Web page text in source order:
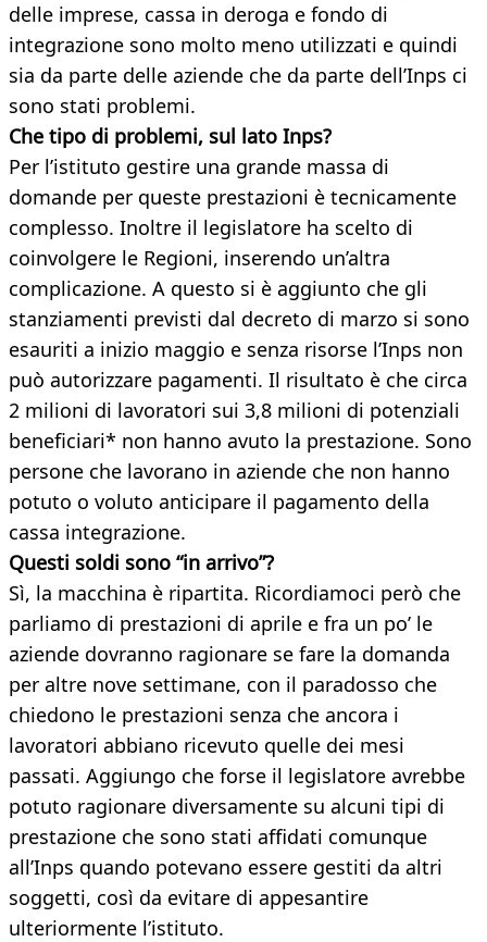
delle imprese, cassa in deroga e fondo di
integrazione sono molto meno utilizzati e quindi
sia da parte delle aziende che da parte dell’Inps ci
sono stati problemi.
Che tipo di problemi, sul lato Inps?
Per l’istituto gestire una grande massa di
domande per queste prestazioni è tecnicamente
complesso. Inoltre il legislatore ha scelto di
coinvolgere le Regioni, inserendo un’altra
complicazione. A questo si è aggiunto che gli
stanziamenti previsti dal decreto di marzo si sono
esauriti a inizio maggio e senza risorse l’Inps non
può autorizzare pagamenti. Il risultato è che circa
2 milioni di lavoratori sui 3,8 milioni di potenziali
beneficiari* non hanno avuto la prestazione. Sono
persone che lavorano in aziende che non hanno
potuto o voluto anticipare il pagamento della
cassa integrazione.
Questi soldi sono “in arrivo”?
Sì, la macchina è ripartita. Ricordiamoci però che
parliamo di prestazioni di aprile e fra un po’ le
aziende dovranno ragionare se fare la domanda
per altre nove settimane, con il paradosso che
chiedono le prestazioni senza che ancora i
lavoratori abbiano ricevuto quelle dei mesi
passati. Aggiungo che forse il legislatore avrebbe
potuto ragionare diversamente su alcuni tipi di
prestazione che sono stati affidati comunque
all’Inps quando potevano essere gestiti da altri
soggetti, così da evitare di appesantire
ulteriormente l’istituto.